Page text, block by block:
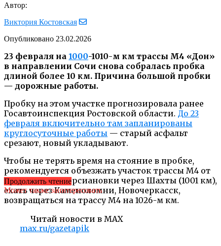
Автор:
Виктория Костовская
Опубликовано 23.02.2026
23 февраля на 1000-1010-м км трассы М4 «Дон»
в направлении Сочи снова собралась пробка
длиной более 10 км. Причина большой пробки
— дорожные работы.
Пробку на этом участке прогнозировала ранее
Госавтоинспекция Ростовской области. До 23
февраля включительно там запланированы
круглосуточные работы — старый асфальт
срезают, новый укладывают.
Чтобы не терять время на стояние в пробке,
рекомендуется объезжать участок трассы М4 от
Шахт до Новоперсиановки через Шахты (1001 км),
ехать через Каменоломни, Новочеркасск,
возвращаться на трассу М4 на 1026-м км.
Читай новости в MAX
max.ru/gazetapik
Продолжить чтение
Может также заинтересовать